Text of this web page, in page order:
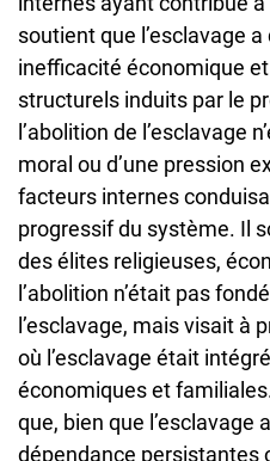
soutient que l’esclavage
inefficacité économique
structurels induits par le
l’abolition de l’esclavage
moral ou d’une pression
facteurs internes
progressif du système. Il
des élites religieuses,
l’abolition n’était pas
l’esclavage, mais visait à
où l’esclavage était
économiques et
que, bien que l’esclavage
dépendance persistantes